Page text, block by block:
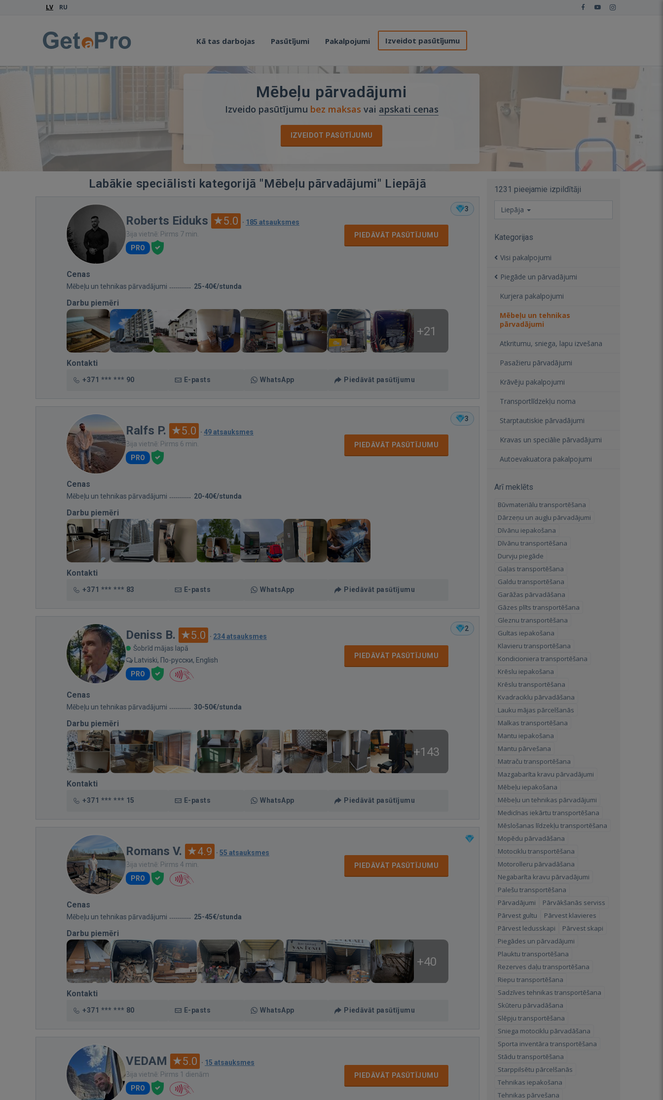
LV RU
Kā tas darbojas Pasūtījumi Pakalpojumi Izveidot pasūtījumu
Mēbeļu pārvadājumi
Izveido pasūtījumu bez maksas vai apskati cenas
IZVEIDOT PASŪTĪJUMU
Labākie speciālisti kategorijā "Mēbeļu pārvadājumi" Liepājā
3
Roberts Eiduks 5.0 · 185 atsauksmes
Bija vietnē: Pirms 7 min.
PRO
PIEDĀVĀT PASŪTĪJUMU
Cenas
Mēbeļu un tehnikas pārvadājumi 25-40€/stunda
Darbu piemēri
+21
Kontakti
+371 *** *** 90 E-pasts WhatsApp Piedāvāt pasūtījumu
3
Ralfs P. 5.0 · 49 atsauksmes
Bija vietnē: Pirms 6 min.
PRO
PIEDĀVĀT PASŪTĪJUMU
Cenas
Mēbeļu un tehnikas pārvadājumi 20-40€/stunda
Darbu piemēri
Kontakti
+371 *** *** 83 E-pasts WhatsApp Piedāvāt pasūtījumu
2
Deniss B. 5.0 · 234 atsauksmes
Šobrīd mājas lapā
Latviski, По-русски, English
PRO
PIEDĀVĀT PASŪTĪJUMU
Cenas
Mēbeļu un tehnikas pārvadājumi 30-50€/stunda
Darbu piemēri
+143
Kontakti
+371 *** *** 15 E-pasts WhatsApp Piedāvāt pasūtījumu
Romans V. 4.9 · 55 atsauksmes
Bija vietnē: Pirms 4 min.
PRO
PIEDĀVĀT PASŪTĪJUMU
Cenas
Mēbeļu un tehnikas pārvadājumi 25-45€/stunda
Darbu piemēri
+40
Kontakti
+371 *** *** 80 E-pasts WhatsApp Piedāvāt pasūtījumu
VEDAM 5.0 · 15 atsauksmes
Bija vietnē: Pirms 1 dienām
PRO
PIEDĀVĀT PASŪTĪJUMU
1231 pieejamie izpildītāji
Liepāja
Kategorijas
Visi pakalpojumi
Piegāde un pārvadājumi
Kurjera pakalpojumi
Mēbeļu un tehnikas
pārvadājumi
Atkritumu, sniega, lapu izvešana
Pasažieru pārvadājumi
Krāvēju pakalpojumi
Transportlīdzekļu noma
Starptautiskie pārvadājumi
Kravas un speciālie pārvadājumi
Autoevakuatora pakalpojumi
Arī meklēts
Būvmateriālu transportēšana
Dārzeņu un augļu pārvadājumi
Dīvānu iepakošana
Dīvānu transportēšana
Durvju piegāde
Gaļas transportēšana
Galdu transportēšana
Garāžas pārvadāšana
Gāzes plīts transportēšana
Gleznu transportēšana
Gultas iepakošana
Klavieru transportēšana
Kondicioniera transportēšana
Krēslu iepakošana
Krēslu transportēšana
Kvadraciklu pārvadāšana
Lauku mājas pārcelšanās
Malkas transportēšana
Mantu iepakošana
Mantu pārvešana
Matraču transportēšana
Mazgabarīta kravu pārvadājumi
Mēbeļu iepakošana
Mēbeļu un tehnikas pārvadājumi
Medicīnas iekārtu transportēšana
Mēslošanas līdzekļu transportēšana
Mopēdu pārvadāšana
Motociklu transportēšana
Motorolleru pārvadāšana
Negabarīta kravu pārvadājumi
Palešu transportēšana
Pārvadājumi
Pārvākšanās serviss
Pārvest gultu
Pārvest klavieres
Pārvest ledusskapi
Pārvest skapi
Piegādes un pārvadājumi
Plauktu transportēšana
Rezerves daļu transportēšana
Riepu transportēšana
Sadzīves tehnikas transportēšana
Skūteru pārvadāšana
Slēpju transportēšana
Sniega motociklu pārvadāšana
Sporta inventāra transportēšana
Stādu transportēšana
Starppilsētu pārcelšanās
Tehnikas iepakošana
Tehnikas pārvešana